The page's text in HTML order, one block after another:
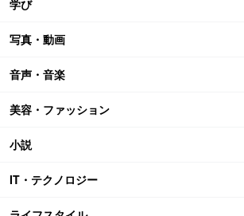
学び
写真・動画
音声・音楽
美容・ファッション
小説
IT・テクノロジー